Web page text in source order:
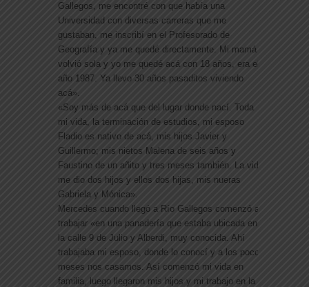
Gallegos, me encontré con que había una
Universidad con diversas carreras que me
gustaban, me inscribí en el Profesorado de
Geografía y ya me quedé directamente. Mi mamá
volvió sola y yo me quedé acá con 18 años, era el
año 1987. Ya llevo 30 años pasaditos viviendo
acá».
«Soy más de acá que del lugar donde nací. Toda
mi vida, la terminación de estudios, mi esposo
Fladio es nativo de acá, mis hijos Javier y
Guillermo; mis nietos Malena de seis años y
Faustino de un añito y tres meses también. La vida
me dio dos hijos y ellos dos hijas, mis nueras
Gabriela y Mónica».
Mercedes cuando llegó a Río Gallegos comenzó a
trabajar «en una panadería que estaba ubicada en
la calle 9 de Julio y Alberdi, muy conocida. Ahí
trabajaba mi esposo, donde lo conocí y a los pocos
meses nos casamos. Así comenzó mi vida en
familia, luego llegaron mis hijos y mi trabajo en la